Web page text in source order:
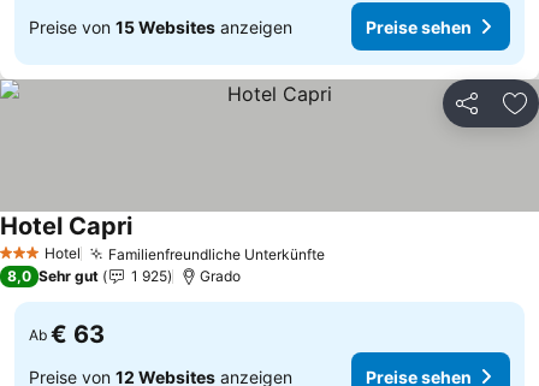
Preise von 15 Websites anzeigen Preise sehen
Teilen
3 SterneHotel Familienfreundliche Unterkünfte
Hotel Capri
8,0 Sehr gut 1 925 Grado
Ab € 63
Preise von 12 Websites anzeigen Preise sehen